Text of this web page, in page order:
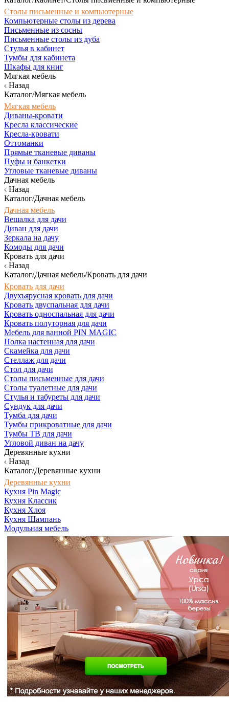
Столы письменные и компьютерные
Компьютерные столы из дерева
Письменные из сосны
Письменные столы из дуба
Стулья в кабинет
Тумбы для кабинета
Шкафы для книг
Мягкая мебель
Назад
Каталог/Мягкая мебель
Мягкая мебель
Диваны-кровати
Кресла классические
Кресла-кровати
Оттоманки
Прямые тканевые диваны
Пуфы и банкетки
Угловые тканевые диваны
Дачная мебель
Назад
Каталог/Дачная мебель
Дачная мебель
Вешалка для дачи
Диван для дачи
Зеркала на дачу
Комоды для дачи
Кровать для дачи
Назад
Каталог/Дачная мебель/Кровать для дачи
Кровать для дачи
Двухъярусная кровать для дачи
Кровать двуспальная для дачи
Кровать односпальная для дачи
Кровать полуторная для дачи
Мебель для ванной PIN MAGIC
Полка настенная для дачи
Скамейка для дачи
Стеллаж для дачи
Стол для дачи
Столы письменные для дачи
Столы туалетные для дачи
Стулья и табуреты для дачи
Сундук для дачи
Тумба для дачи
Тумбы прикроватные для дачи
Тумбы ТВ для дачи
Угловой диван на дачу
Деревянные кухни
Назад
Каталог/Деревянные кухни
Деревянные кухни
Кухня Pin Magic
Кухня Классик
Кухня Хлоя
Кухня Шампань
Модульная мебель